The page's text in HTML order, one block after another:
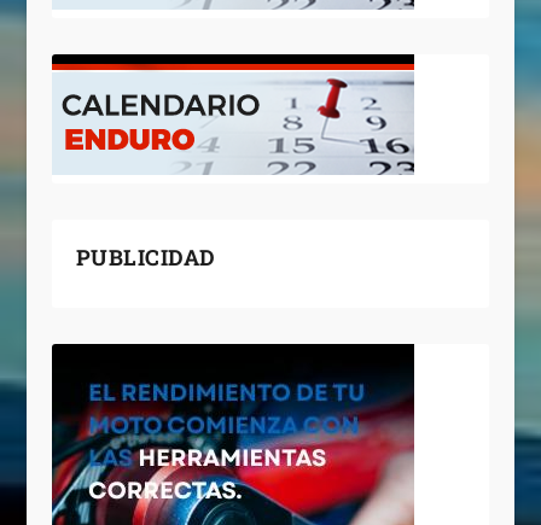
PUBLICIDAD